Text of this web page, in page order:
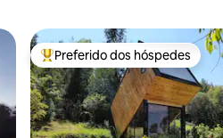
Entre os melhores preferidos
Preferido dos hóspedes